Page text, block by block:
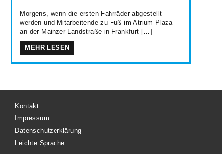
Morgens, wenn die ersten Fahrräder abgestellt
werden und Mitarbeitende zu Fuß im Atrium Plaza
an der Mainzer Landstraße in Frankfurt […]
MEHR LESEN
Kontakt
Impressum
Datenschutzerklärung
Leichte Sprache